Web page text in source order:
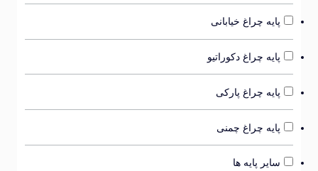
پایه چراغ خیابانی
پایه چراغ دکوراتیو
پایه چراغ پارکی
پایه چراغ چمنی
سایر پایه ها